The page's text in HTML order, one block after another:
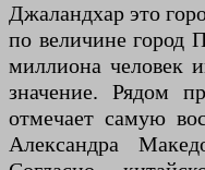
Джаландхар это
по величине город
миллиона человек
значение. Рядом
отмечает самую
Александра